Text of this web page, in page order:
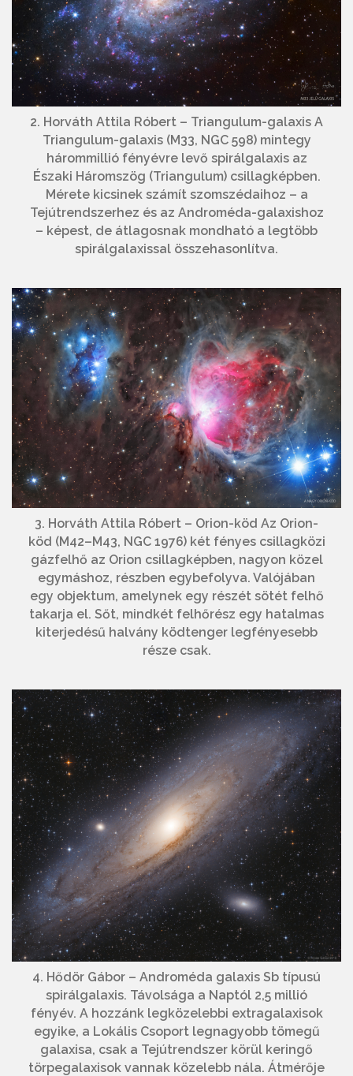
2. Horváth Attila Róbert – Triangulum-galaxis A
Triangulum-galaxis (M33, NGC 598) mintegy
hárommillió fényévre levő spirálgalaxis az
Északi Háromszög (Triangulum) csillagképben.
Mérete kicsinek számít szomszédaihoz – a
Tejútrendszerhez és az Androméda-galaxishoz
– képest, de átlagosnak mondható a legtöbb
spirálgalaxissal összehasonlítva.
3. Horváth Attila Róbert – Orion-köd Az Orion-
köd (M42–M43, NGC 1976) két fényes csillagközi
gázfelhő az Orion csillagképben, nagyon közel
egymáshoz, részben egybefolyva. Valójában
egy objektum, amelynek egy részét sötét felhő
takarja el. Sőt, mindkét felhőrész egy hatalmas
kiterjedésű halvány ködtenger legfényesebb
része csak.
4. Hődör Gábor – Androméda galaxis Sb típusú
spirálgalaxis. Távolsága a Naptól 2,5 millió
fényév. A hozzánk legközelebbi extragalaxisok
egyike, a Lokális Csoport legnagyobb tömegű
galaxisa, csak a Tejútrendszer körül keringő
törpegalaxisok vannak közelebb nála. Átmérője